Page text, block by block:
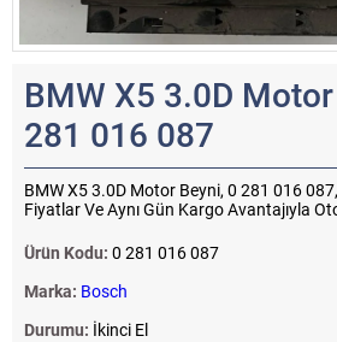
BMW X5 3.0D
281 016 087
BMW X5 3.0D Motor Beyni, 0 281 016
Fiyatlar Ve Aynı Gün Kargo Avantajıyla
Ürün Kodu: 0 281 016 087
Marka: Bosch
Durumu: İkinci El